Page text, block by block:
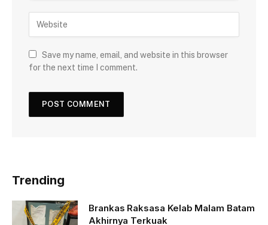
Save my name, email, and website in this browser
for the next time I comment.
Trending
Brankas Raksasa Kelab Malam Batam
Akhirnya Terkuak